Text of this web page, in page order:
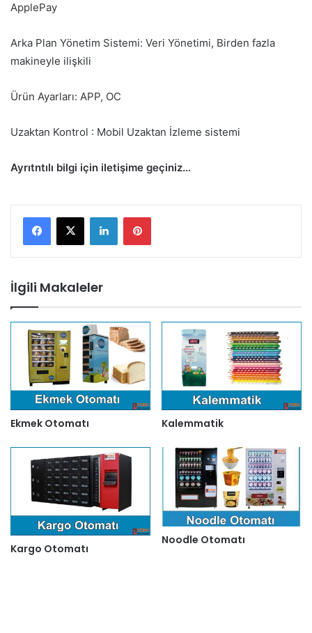
ApplePay
Arka Plan Yönetim Sistemi: Veri Yönetimi, Birden fazla
makineyle ilişkili
Ürün Ayarları: APP, OC
Uzaktan Kontrol : Mobil Uzaktan İzleme sistemi
Ayrıtntılı bilgi için iletişime geçiniz…
LinkedInPinterest
İlgili Makaleler
Ekmek Otomatı Kalemmatik
Kargo Otomatı
Noodle Otomatı